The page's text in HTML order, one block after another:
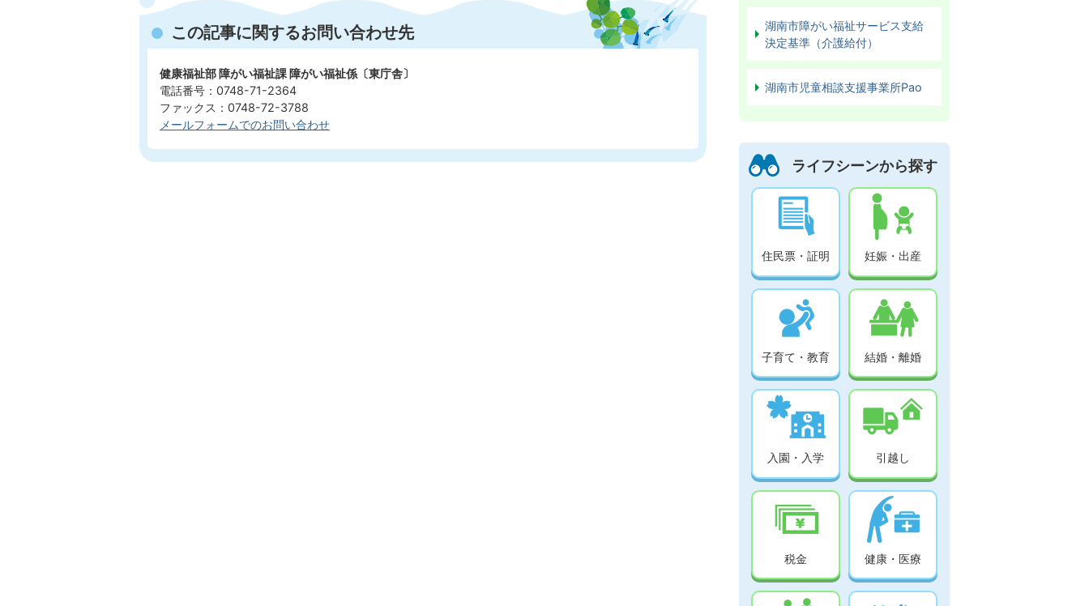
この記事に関するお問い合わせ先
健康福祉部 障がい福祉課 障がい福祉係〔東庁舎〕
電話番号：0748-71-2364
ファックス：0748-72-3788
メールフォームでのお問い合わせ
湖南市障がい福祉サービス支給
決定基準（介護給付）
湖南市児童相談支援事業所Pao
ライフシーンから探す
住民票・証明 妊娠・出産
子育て・教育 結婚・離婚
入園・入学 引越し
税金 健康・医療